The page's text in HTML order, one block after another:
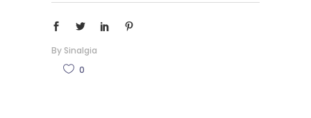
By Sinalgia
0